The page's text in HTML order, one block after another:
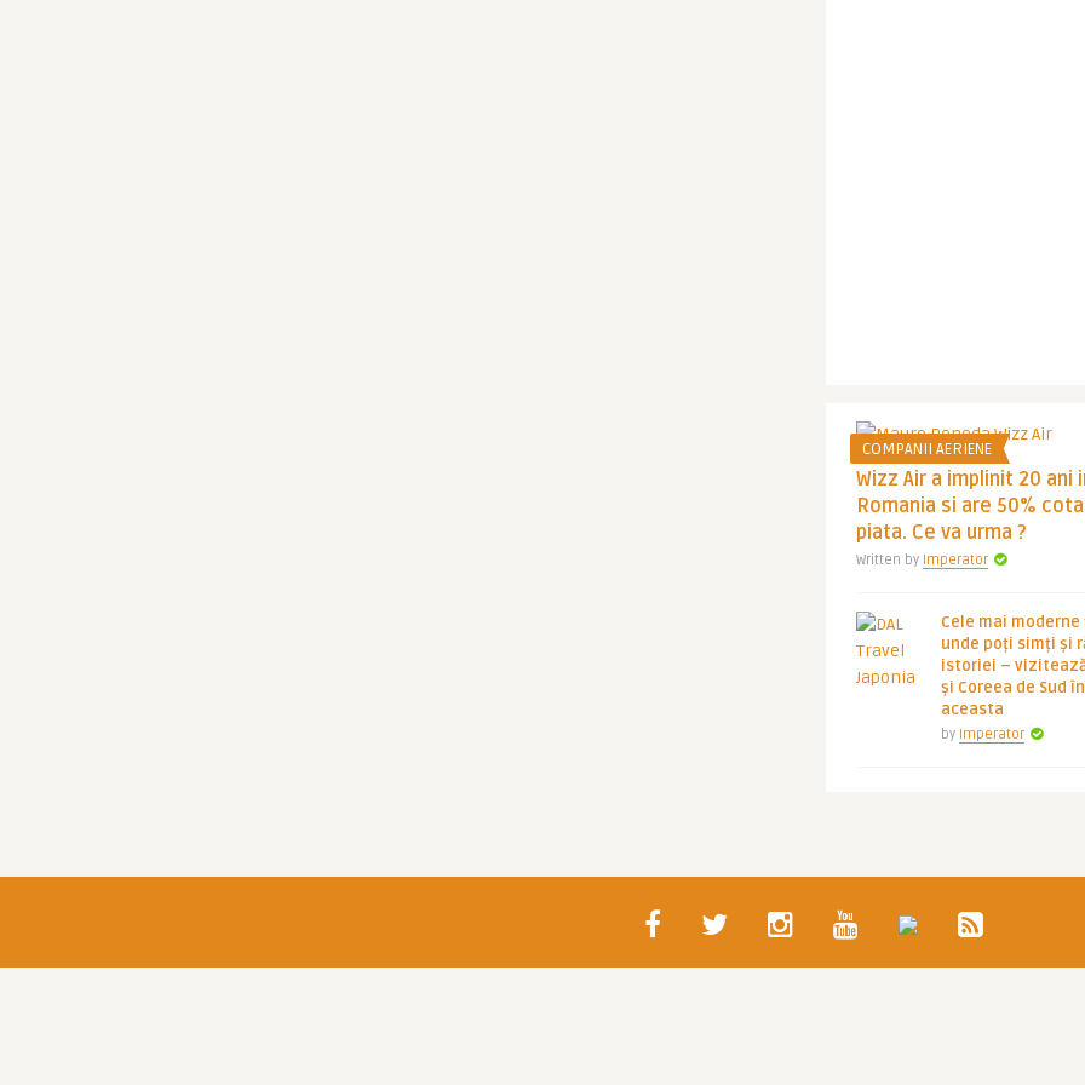
COMPANII AERIENE
Wizz Air a implinit 20 ani
Romania si are 50%
piata. Ce va urma ?
Written by Imperator
Cele mai
unde poți simți și
istoriei –
și Coreea de Sud
aceasta
by Imperator